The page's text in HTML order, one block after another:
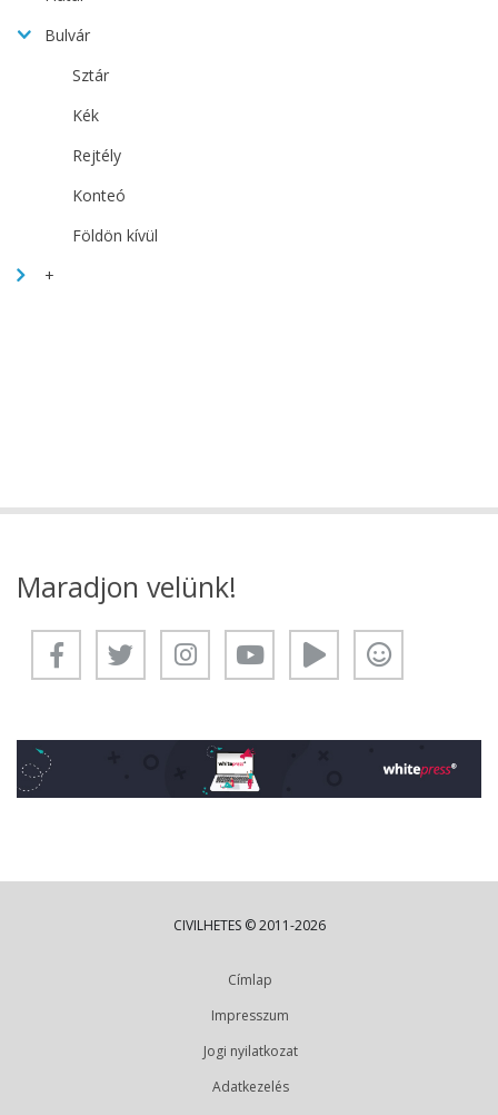
Bulvár
Sztár
Kék
Rejtély
Konteó
Földön kívül
+
Maradjon velünk!
CIVILHETES © 2011-2026
Címlap
Impresszum
Jogi nyilatkozat
Adatkezelés